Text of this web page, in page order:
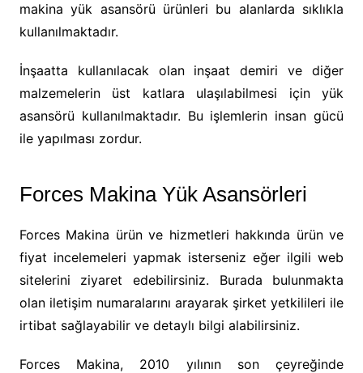
makina yük asansörü ürünleri bu alanlarda sıklıkla
kullanılmaktadır.
İnşaatta kullanılacak olan inşaat demiri ve diğer
malzemelerin üst katlara ulaşılabilmesi için yük
asansörü kullanılmaktadır. Bu işlemlerin insan gücü
ile yapılması zordur.
Forces Makina Yük Asansörleri
Forces Makina ürün ve hizmetleri hakkında ürün ve
fiyat incelemeleri yapmak isterseniz eğer ilgili web
sitelerini ziyaret edebilirsiniz. Burada bulunmakta
olan iletişim numaralarını arayarak şirket yetkilileri ile
irtibat sağlayabilir ve detaylı bilgi alabilirsiniz.
Forces Makina, 2010 yılının son çeyreğinde